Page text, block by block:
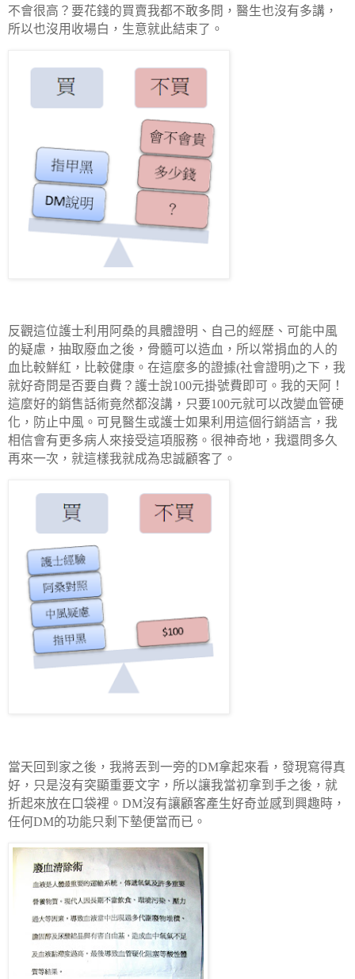
不會很高？要花錢的買賣我都不敢多問，醫生也沒有多講，
所以也沒用收場白，生意就此結束了。
反觀這位護士利用阿桑的具體證明、自己的經歷、可能中風
的疑慮，抽取廢血之後，骨髓可以造血，所以常捐血的人的
血比較鮮紅，比較健康。在這麼多的證據(社會證明)之下，我
就好奇問是否要自費？護士說100元掛號費即可。我的天阿！
這麼好的銷售話術竟然都沒講，只要100元就可以改變血管硬
化，防止中風。可見醫生或護士如果利用這個行銷語言，我
相信會有更多病人來接受這項服務。很神奇地，我還問多久
再來一次，就這樣我就成為忠誠顧客了。
當天回到家之後，我將丟到一旁的DM拿起來看，發現寫得真
好，只是沒有突顯重要文字，所以讓我當初拿到手之後，就
折起來放在口袋裡。 DM沒有讓顧客產生好奇並感到興趣時，
任何DM的功能只剩下墊便當而已。